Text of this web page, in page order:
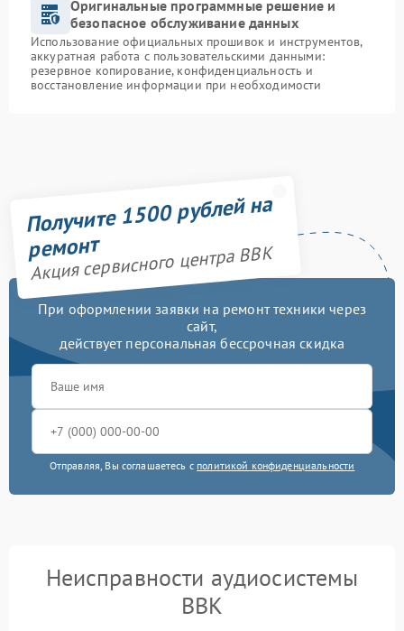
Оригинальные программные решение и
безопасное обслуживание данных
Использование официальных прошивок и инструментов,
аккуратная работа с пользовательскими данными:
резервное копирование, конфиденциальность и
восстановление информации при необходимости
Получите 1500 рублей на
ремонт
Акция сервисного центра BBK
При оформлении заявки на ремонт техники через
сайт,
действует персональная бессрочная скидка
Отправляя, Вы соглашаетесь с политикой конфиденциальности
Неисправности аудиосистемы
BBK